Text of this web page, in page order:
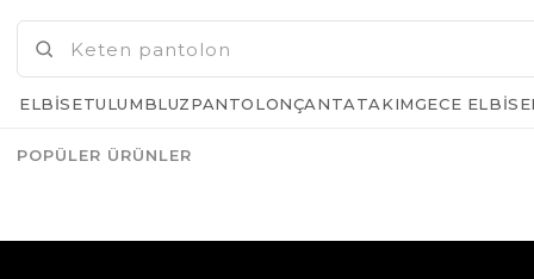
ELBISETULUMBLUZPANTOLONÇANTATAKIMGECE
POPÜLER ÜRÜNLER